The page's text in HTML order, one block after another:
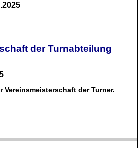
der Turnabteilung
Vereinsmeisterschaft der Turner.